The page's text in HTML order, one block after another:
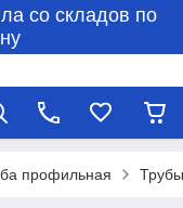
со складов по
профильная